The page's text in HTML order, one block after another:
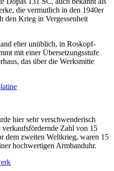
die vermutlich in den 1940er
den Krieg in Vergessenheit
eher unüblich, in Roskopf-
mit einer Übersetzungsstufe
das über die Werksmitte
hier sehr verschwenderisch
verkaufsfördernde Zahl von 15
dem zweiten Weltkrieg, waren 15
hochwertigen Armbanduhr.